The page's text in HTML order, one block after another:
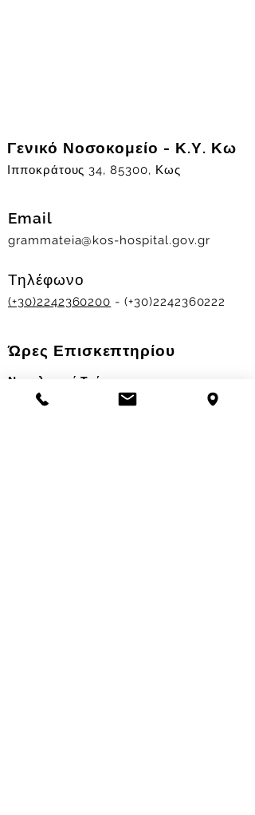
Γενικό Νοσοκομείο - Κ.Υ. Κω
Ιπποκράτους 34, 85300, Κως
Email
grammateia@kos-hospital.gov.gr
Τηλέφωνο
(+30)2242360200 - (+30)2242360222
Ώρες Επισκεπτηρίου
Νοσηλευτικά Τμήματα
Χειμερινό ωράριο: 11.00-13.00
17.30-19.30